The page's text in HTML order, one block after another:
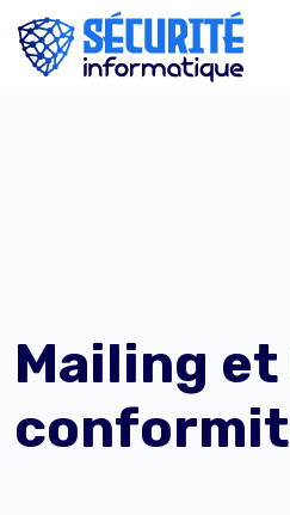
Mailing et